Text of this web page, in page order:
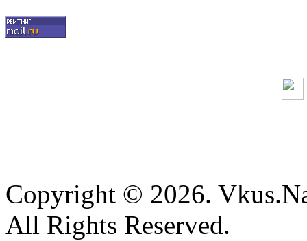
Copyright © 2026.
All Rights Reserved.